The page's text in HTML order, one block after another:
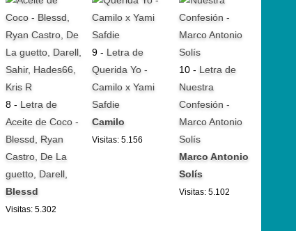
8 - Letra de
Aceite de Coco -
Blessd, Ryan
Castro, De La
guetto, Darell,
Blessd
Visitas: 5.302
9 - Letra de
Querida Yo -
Camilo x Yami
Safdie
Camilo
Visitas: 5.156
10 - Letra de
Nuestra
Confesión -
Marco Antonio
Solís
Marco Antonio
Solís
Visitas: 5.102